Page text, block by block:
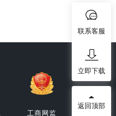
工商网监
联系客服
立即下载
返回顶部